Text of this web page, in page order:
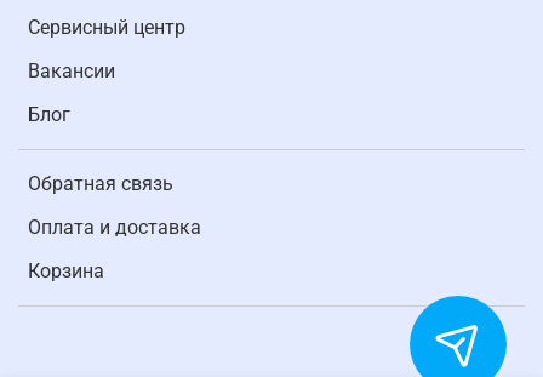
Cервисный центр
Вакансии
Блог
Обратная связь
Оплата и доставка
Корзина